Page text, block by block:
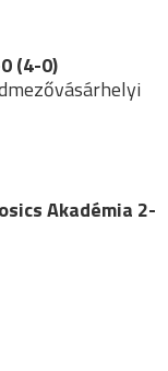
(4-0)
Akadémia 2-